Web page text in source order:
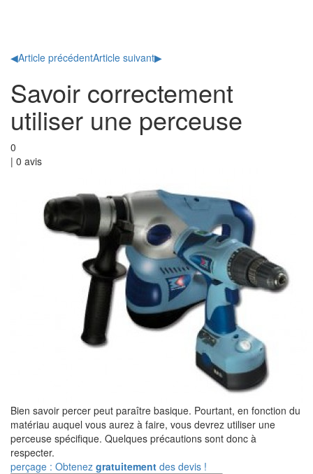
◀Article précédentArticle suivant▶
Savoir correctement
utiliser une perceuse
0
| 0 avis
Bien savoir percer peut paraître basique. Pourtant, en fonction du
matériau auquel vous aurez à faire, vous devrez utiliser une
perceuse spécifique. Quelques précautions sont donc à
respecter.
perçage : Obtenez gratuitement des devis !